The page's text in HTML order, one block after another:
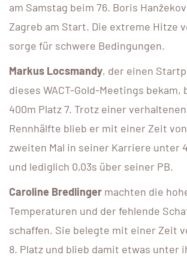
am Samstag beim 76. Boris
Zagreb am Start. Die extreme Hitze
sorge für schwere Bedingungen.
Markus Locsmandy, der einen
dieses WACT-Gold-Meetings bekam,
400m Platz 7. Trotz einer
Rennhälfte blieb er mit einer Zeit von
zweiten Mal in seiner Karriere unter
und lediglich 0,03s über seiner PB.
Caroline Bredlinger machten die
Temperaturen und der fehlende
schaffen. Sie belegte mit einer Zeit
8. Platz und blieb damit etwas unter